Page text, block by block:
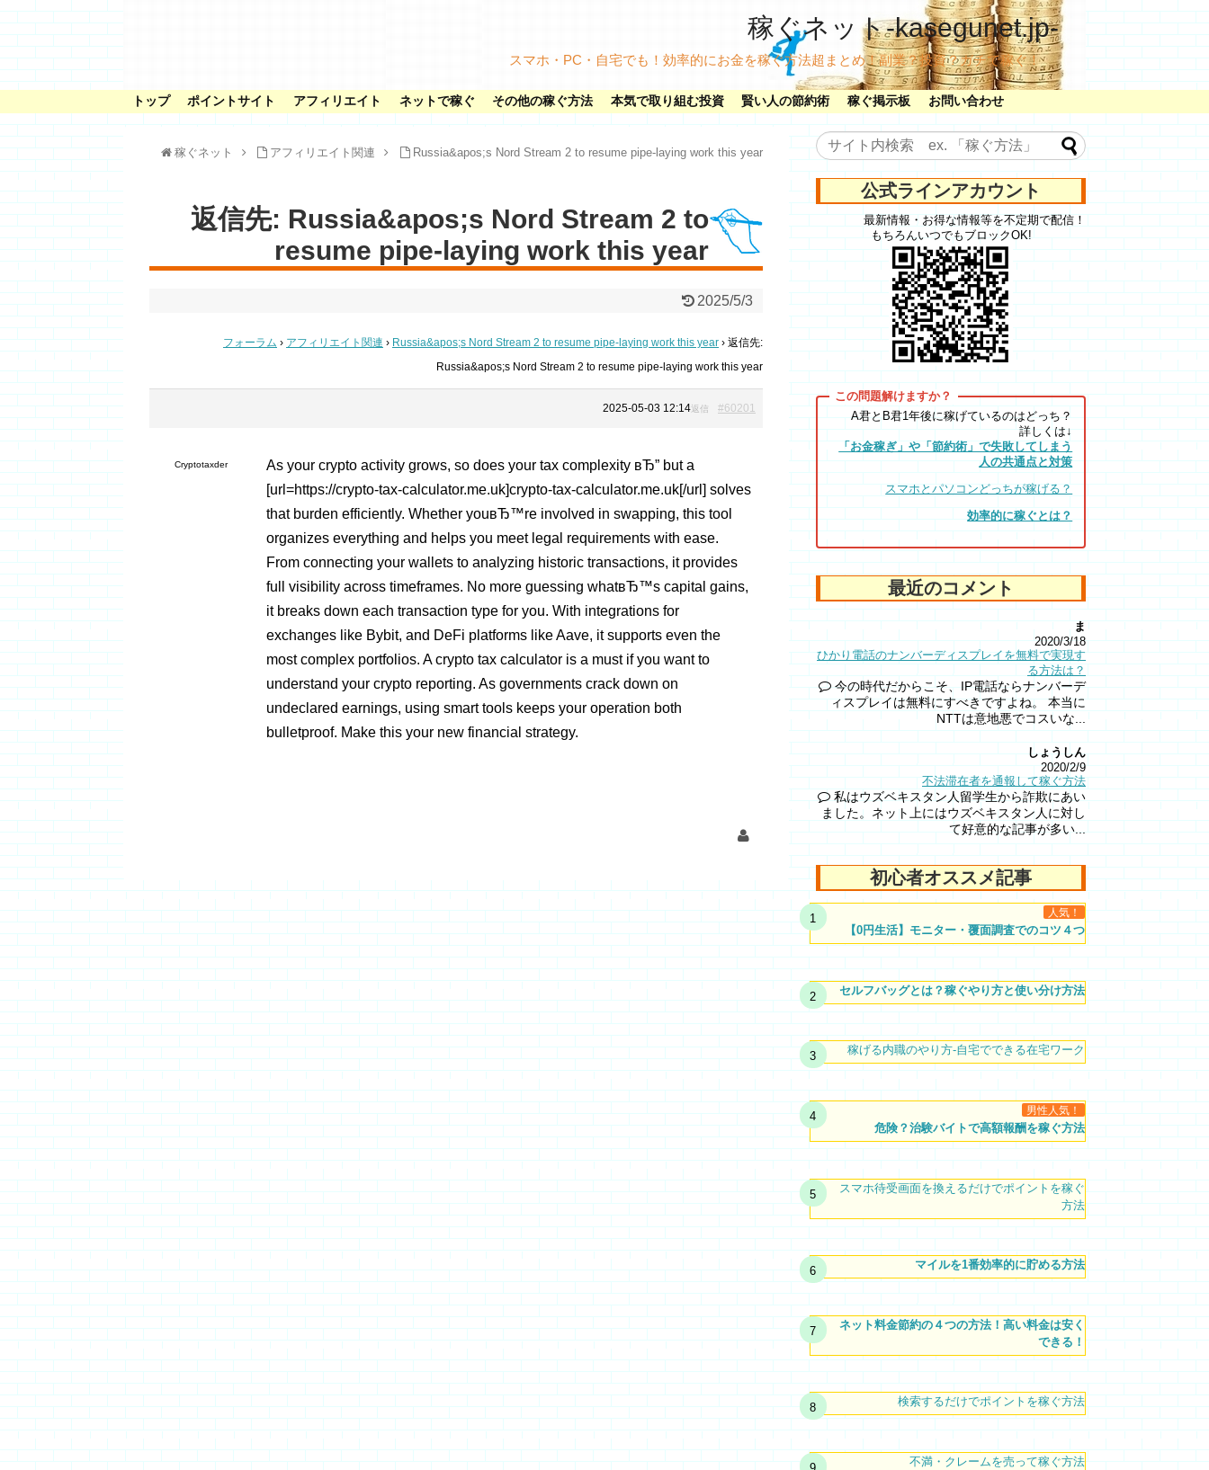
稼ぐネット-kasegunet.jp-
スマホ・PC・自宅でも！効率的にお金を稼ぐ方法超まとめ！副業？投資？ガチで稼ぐ！
トップ ポイントサイト アフィリエイト ネットで稼ぐ その他の稼ぐ方法 本気で取り組む投資 賢い人の節約術 稼ぐ掲示板 お問い合わせ
稼ぐネット アフィリエイト関連 Russia&apos;s Nord Stream 2 to resume pipe-laying work this year
返信先: Russia&apos;s Nord Stream 2 to
resume pipe-laying work this year
2025/5/3
フォーラム › アフィリエイト関連 › Russia&apos;s Nord Stream 2 to resume pipe-laying work this year › 返信先:
Russia&apos;s Nord Stream 2 to resume pipe-laying work this year
2025-05-03 12:14 #60201
返信
Cryptotaxder
As your crypto activity grows, so does your tax complexity вЂ” but a
[url=https://crypto-tax-calculator.me.uk]crypto-tax-calculator.me.uk[/url] solves
that burden efficiently. Whether youвЂ™re involved in swapping, this tool
organizes everything and helps you meet legal requirements with ease.
From connecting your wallets to analyzing historic transactions, it provides
full visibility across timeframes. No more guessing whatвЂ™s capital gains,
it breaks down each transaction type for you. With integrations for
exchanges like Bybit, and DeFi platforms like Aave, it supports even the
most complex portfolios. A crypto tax calculator is a must if you want to
understand your crypto reporting. As governments crack down on
undeclared earnings, using smart tools keeps your operation both
bulletproof. Make this your new financial strategy.
公式ラインアカウント
最新情報・お得な情報等を不定期で配信！
もちろんいつでもブロックOK!
A君とB君1年後に稼げているのはどっち？
詳しくは↓
「お金稼ぎ」や「節約術」で失敗してしまう
人の共通点と対策
スマホとパソコンどっちが稼げる？
効率的に稼ぐとは？
最近のコメント
ま
2020/3/18
ひかり電話のナンバーディスプレイを無料で実現す
る方法は？
今の時代だからこそ、IP電話ならナンバーデ
ィスプレイは無料にすべきですよね。 本当に
NTTは意地悪でコスいな...
しょうしん
2020/2/9
不法滞在者を通報して稼ぐ方法
私はウズベキスタン人留学生から詐欺にあい
ました。ネット上にはウズベキスタン人に対し
て好意的な記事が多い...
初心者オススメ記事
人気！
【0円生活】モニター・覆面調査でのコツ４つ
セルフバッグとは？稼ぐやり方と使い分け方法
稼げる内職のやり方-自宅でできる在宅ワーク
男性人気！
危険？治験バイトで高額報酬を稼ぐ方法
スマホ待受画面を換えるだけでポイントを稼ぐ
方法
マイルを1番効率的に貯める方法
ネット料金節約の４つの方法！高い料金は安く
できる！
検索するだけでポイントを稼ぐ方法
不満・クレームを売って稼ぐ方法